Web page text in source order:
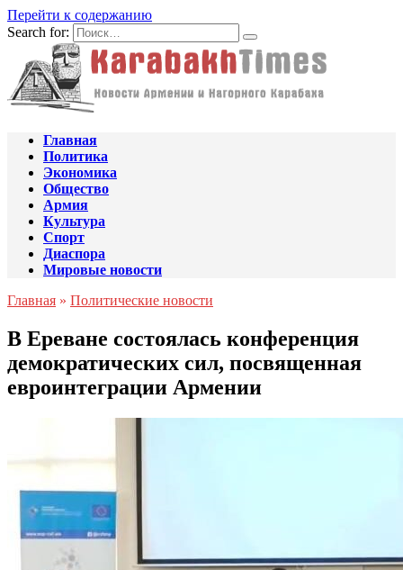
Перейти к содержанию
Search for:
Главная
Политика
Экономика
Общество
Армия
Культура
Спорт
Диаспора
Мировые новости
Главная » Политические новости
В Ереване состоялась конференция
демократических сил, посвященная
евроинтеграции Армении